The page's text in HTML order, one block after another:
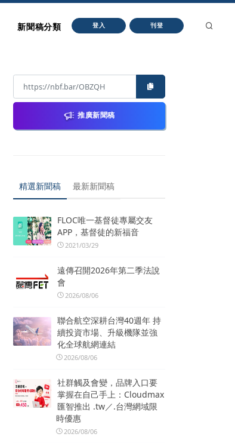
新聞稿分類 登入 刊登
推廣新聞稿
精選新聞稿 最新新聞稿
FLOC唯一基督徒專屬交友
APP，基督徒的新福音
2021/03/29
遠傳召開2026年第二季法說
會
2026/08/06
聯合航空深耕台灣40週年 持
續投資市場、升級機隊並強
化全球航網連結
2026/08/06
社群觸及會變，品牌入口要
掌握在自己手上：Cloudmax
匯智推出 .tw／.台灣網域限
時優惠
2026/08/06